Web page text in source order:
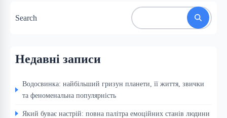
Search
Недавні записи
Водосвинка: найбільший гризун планети, її життя, звички
та феноменальна популярність
Який буває настрій: повна палітра емоційних станів людини